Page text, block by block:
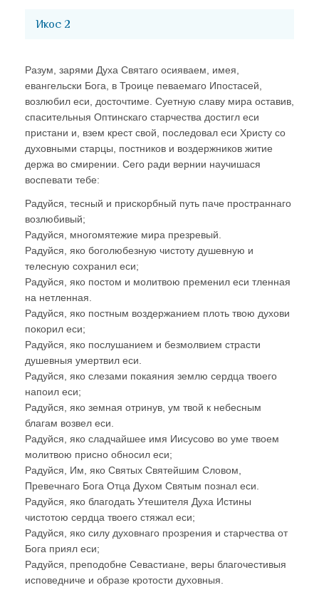
Икос 2
Разум, зарями Духа Святаго осияваем, имея,
евангельски Бога, в Троице певаемаго Ипостасей,
возлюбил еси, досточтиме. Суетную славу мира оставив,
спасительныя Оптинскаго старчества достигл еси
пристани и, взем крест свой, последовал еси Христу со
духовными старцы, постников и воздержников житие
держа во смирении. Сего ради вернии научишася
воспевати тебе:
Радуйся, тесный и прискорбный путь паче пространнаго
возлюбивый;
Радуйся, многомятежие мира презревый.
Радуйся, яко боголюбезную чистоту душевную и
телесную сохранил еси;
Радуйся, яко постом и молитвою пременил еси тленная
на нетленная.
Радуйся, яко постным воздержанием плоть твою духови
покорил еси;
Радуйся, яко послушанием и безмолвием страсти
душевныя умертвил еси.
Радуйся, яко слезами покаяния землю сердца твоего
напоил еси;
Радуйся, яко земная отринув, ум твой к небесным
благам возвел еси.
Радуйся, яко сладчайшее имя Иисусово во уме твоем
молитвою присно обносил еси;
Радуйся, Им, яко Святых Святейшим Словом,
Превечнаго Бога Отца Духом Святым познал еси.
Радуйся, яко благодать Утешителя Духа Истины
чистотою сердца твоего стяжал еси;
Радуйся, яко силу духовнаго прозрения и старчества от
Бога приял еси;
Радуйся, преподобне Севастиане, веры благочестивыя
исповедниче и образе кротости духовныя.